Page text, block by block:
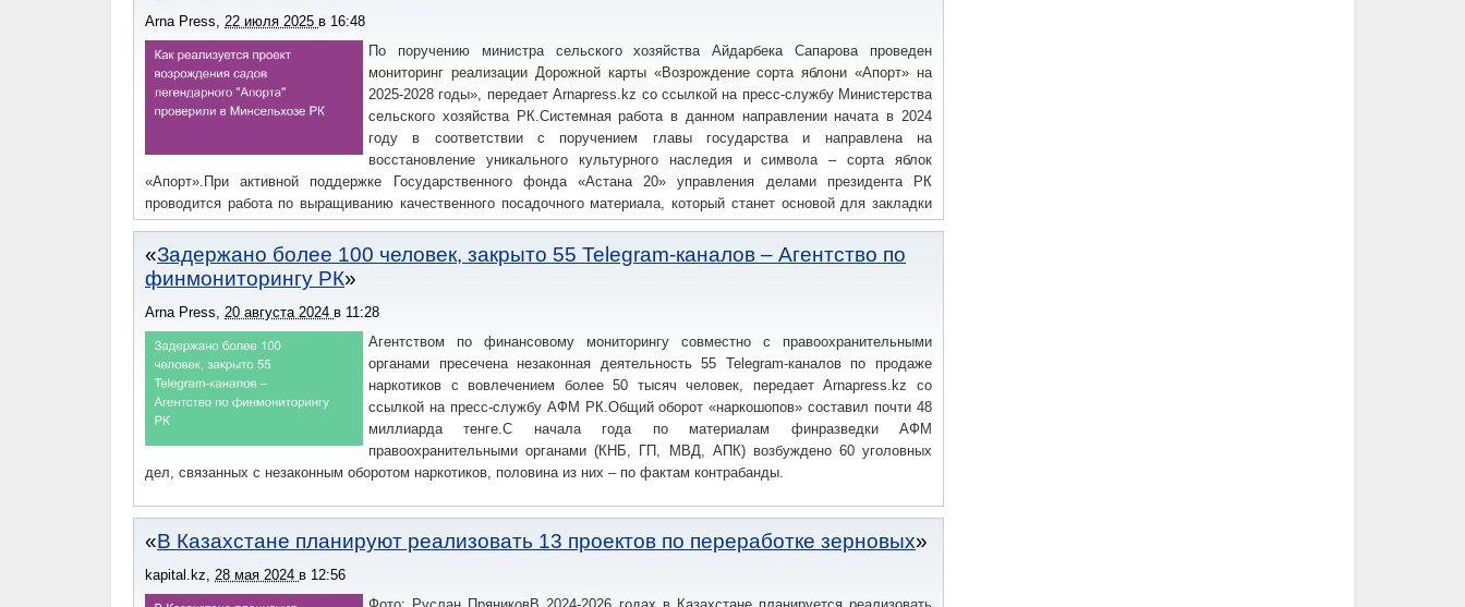
Arna Press, 22 июля 2025 в 16:48
По поручению министра сельского хозяйства Айдарбека Сапарова проведен
мониторинг реализации Дорожной карты «Возрождение сорта яблони «Апорт» на
2025-2028 годы», передает Arnapress.kz со ссылкой на пресс-службу Министерства
сельского хозяйства РК.Системная работа в данном направлении начата в 2024
году в соответствии с поручением главы государства и направлена на
восстановление уникального культурного наследия и символа – сорта яблок
«Апорт».При активной поддержке Государственного фонда «Астана 20» управления делами президента РК
проводится работа по выращиванию качественного посадочного материала, который станет основой для закладки
будущих садов с сортом «Апорт».«Стоит отметить, что в 2024 году собраны семена дикой яблони Сиверса в горных
районах Жунгарского Алатау, проведен посев семян и создан питомник сеянцев, в феврале 2025 года проведена
зимняя окулировка на площади 10 гектаров для подготовки качественных саженцев», – говорится в сообщении
пресс-службы ведомства.Рабочую поездку представителей министерства в Алматинскую область завершило
совещание под председательством вице-министра сельского хозяйства Азата Султанова.
Задержано более 100 человек, закрыто 55 Telegram-каналов – Агентство по
финмониторингу РК
Arna Press, 20 августа 2024 в 11:28
Агентством по финансовому мониторингу совместно с правоохранительными
органами пресечена незаконная деятельность 55 Telegram-каналов по продаже
наркотиков с вовлечением более 50 тысяч человек, передает Arnapress.kz со
ссылкой на пресс-службу АФМ РК.Общий оборот «наркошопов» составил почти 48
миллиарда тенге.С начала года по материалам финразведки АФМ
правоохранительными органами (КНБ, ГП, МВД, АПК) возбуждено 60 уголовных
дел, связанных с незаконным оборотом наркотиков, половина из них – по фактам контрабанды.
В Казахстане планируют реализовать 13 проектов по переработке зерновых
kapital.kz, 28 мая 2024 в 12:56